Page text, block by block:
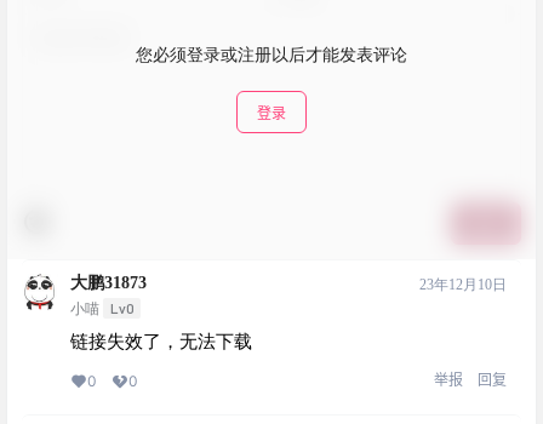
您必须登录或注册以后才能发表评论
登录
大鹏31873
小喵 Lv0
23年12月10日
链接失效了，无法下载
0 0 举报 回复